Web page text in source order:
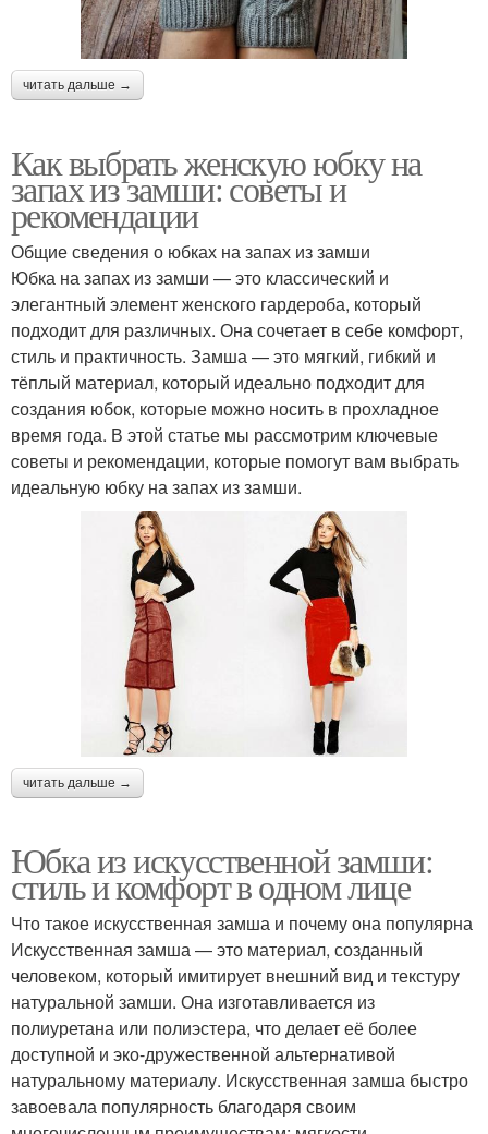
читать дальше →
Как выбрать женскую юбку на
запах из замши: советы и
рекомендации
Общие сведения о юбках на запах из замши
Юбка на запах из замши — это классический и
элегантный элемент женского гардероба, который
подходит для различных. Она сочетает в себе комфорт,
стиль и практичность. Замша — это мягкий, гибкий и
тёплый материал, который идеально подходит для
создания юбок, которые можно носить в прохладное
время года. В этой статье мы рассмотрим ключевые
советы и рекомендации, которые помогут вам выбрать
идеальную юбку на запах из замши.
читать дальше →
Юбка из искусственной замши:
стиль и комфорт в одном лице
Что такое искусственная замша и почему она популярна
Искусственная замша — это материал, созданный
человеком, который имитирует внешний вид и текстуру
натуральной замши. Она изготавливается из
полиуретана или полиэстера, что делает её более
доступной и эко-дружественной альтернативой
натуральному материалу. Искусственная замша быстро
завоевала популярность благодаря своим